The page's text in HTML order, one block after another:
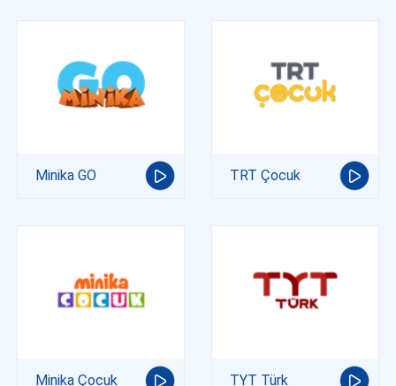
Minika GO TRT Çocuk
Minika Çocuk TYT Türk